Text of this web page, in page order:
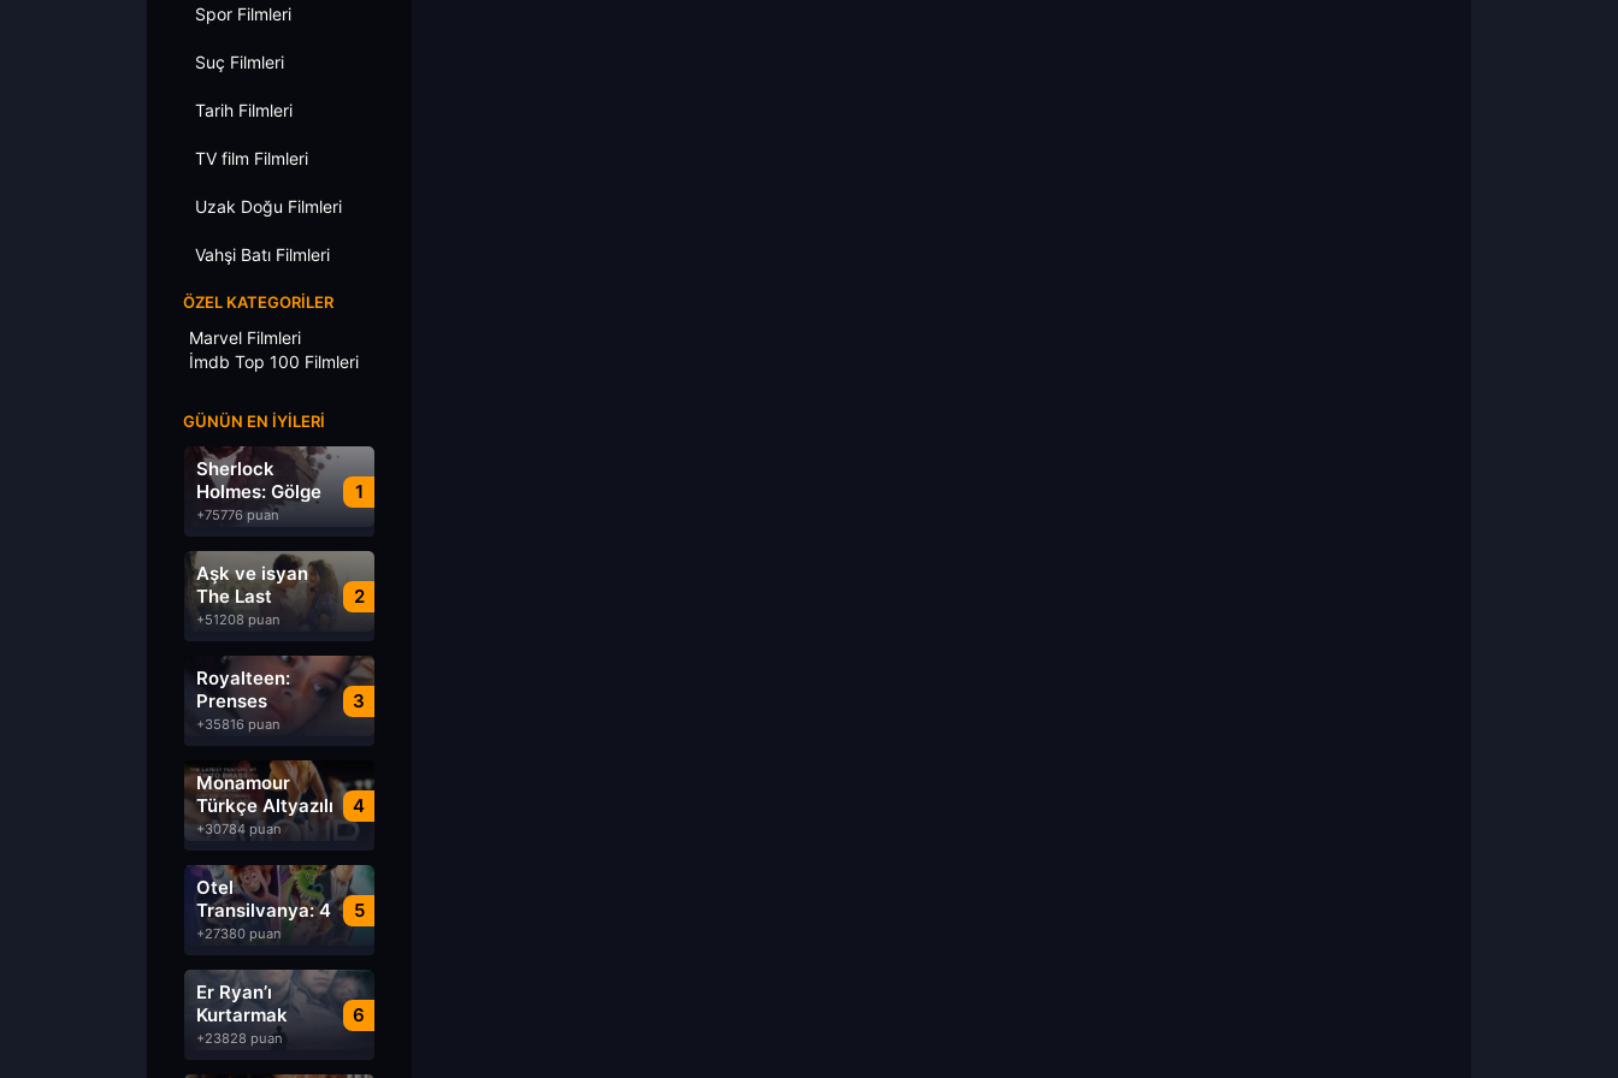
Spor Filmleri
Suç Filmleri
Tarih Filmleri
TV film Filmleri
Uzak Doğu Filmleri
Vahşi Batı Filmleri
ÖZEL KATEGORILER
Marvel Filmleri
İmdb Top 100 Filmleri
GÜNÜN EN İYILERI
1
Sherlock
Holmes: Gölge
Oyunları
+75776 puan
2
Aşk ve isyan
The Last
Parasido izle
+51208 puan
3
Royalteen:
Prenses
Margrethe izle
+35816 puan
4
Monamour
Türkçe Altyazılı
izle
+30784 puan
5
Otel
Transilvanya: 4
Transformanya
izle
+27380 puan
6
Er Ryan’ı
Kurtarmak
Saving Private
Ryan Türkçe
+23828 puan